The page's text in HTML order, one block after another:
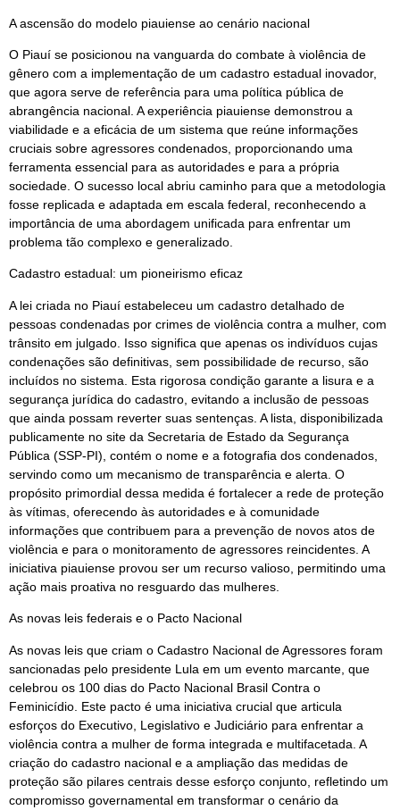
A ascensão do modelo piauiense ao cenário nacional
O Piauí se posicionou na vanguarda do combate à violência de
gênero com a implementação de um cadastro estadual inovador,
que agora serve de referência para uma política pública de
abrangência nacional. A experiência piauiense demonstrou a
viabilidade e a eficácia de um sistema que reúne informações
cruciais sobre agressores condenados, proporcionando uma
ferramenta essencial para as autoridades e para a própria
sociedade. O sucesso local abriu caminho para que a metodologia
fosse replicada e adaptada em escala federal, reconhecendo a
importância de uma abordagem unificada para enfrentar um
problema tão complexo e generalizado.
Cadastro estadual: um pioneirismo eficaz
A lei criada no Piauí estabeleceu um cadastro detalhado de
pessoas condenadas por crimes de violência contra a mulher, com
trânsito em julgado. Isso significa que apenas os indivíduos cujas
condenações são definitivas, sem possibilidade de recurso, são
incluídos no sistema. Esta rigorosa condição garante a lisura e a
segurança jurídica do cadastro, evitando a inclusão de pessoas
que ainda possam reverter suas sentenças. A lista, disponibilizada
publicamente no site da Secretaria de Estado da Segurança
Pública (SSP-PI), contém o nome e a fotografia dos condenados,
servindo como um mecanismo de transparência e alerta. O
propósito primordial dessa medida é fortalecer a rede de proteção
às vítimas, oferecendo às autoridades e à comunidade
informações que contribuem para a prevenção de novos atos de
violência e para o monitoramento de agressores reincidentes. A
iniciativa piauiense provou ser um recurso valioso, permitindo uma
ação mais proativa no resguardo das mulheres.
As novas leis federais e o Pacto Nacional
As novas leis que criam o Cadastro Nacional de Agressores foram
sancionadas pelo presidente Lula em um evento marcante, que
celebrou os 100 dias do Pacto Nacional Brasil Contra o
Feminicídio. Este pacto é uma iniciativa crucial que articula
esforços do Executivo, Legislativo e Judiciário para enfrentar a
violência contra a mulher de forma integrada e multifacetada. A
criação do cadastro nacional e a ampliação das medidas de
proteção são pilares centrais desse esforço conjunto, refletindo um
compromisso governamental em transformar o cenário da